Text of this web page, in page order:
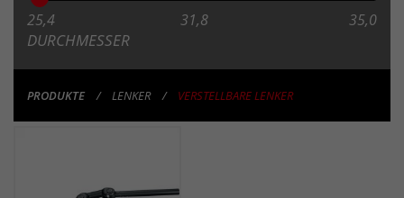
25,4 31,8 35,0
DURCHMESSER
PRODUKTE LENKER VERSTELLBARE LENKER